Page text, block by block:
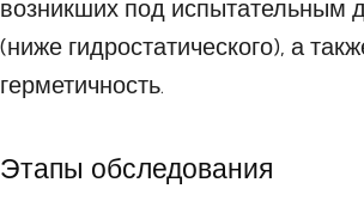
возникших под испытательным
(ниже гидростатического), а
герметичность.
Этапы обследования